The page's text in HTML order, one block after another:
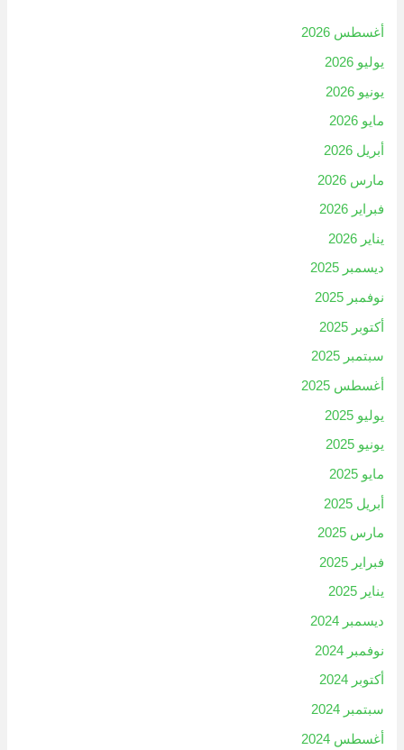
أغسطس 2026
يوليو 2026
يونيو 2026
مايو 2026
أبريل 2026
مارس 2026
فبراير 2026
يناير 2026
ديسمبر 2025
نوفمبر 2025
أكتوبر 2025
سبتمبر 2025
أغسطس 2025
يوليو 2025
يونيو 2025
مايو 2025
أبريل 2025
مارس 2025
فبراير 2025
يناير 2025
ديسمبر 2024
نوفمبر 2024
أكتوبر 2024
سبتمبر 2024
أغسطس 2024